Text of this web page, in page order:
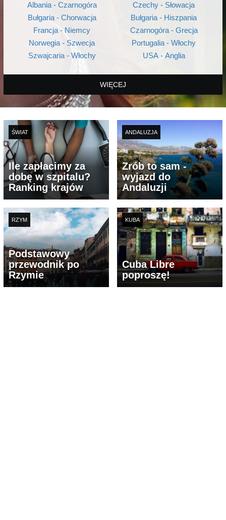
Albania - Czarnogóra
Bułgaria - Chorwacja
Francja - Niemcy
Norwegia - Szwecja
Szwajcaria - Włochy
Czechy - Słowacja
Bułgaria - Hiszpania
Czarnogóra - Grecja
Portugalia - Włochy
USA - Anglia
WIĘCEJ
ŚWIAT
Ile zapłacimy za
dobę w szpitalu?
Ranking krajów
ANDALUZJA
Zrób to sam -
wyjazd do
Andaluzji
RZYM
Podstawowy
przewodnik po
Rzymie
KUBA
Cuba Libre
poproszę!